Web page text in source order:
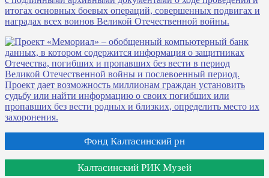
Фонд Калтасинский рн
Калтасинский РИК Музей